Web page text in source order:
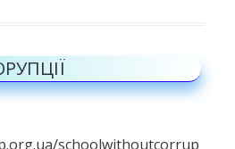
schoolwithoutcorrup